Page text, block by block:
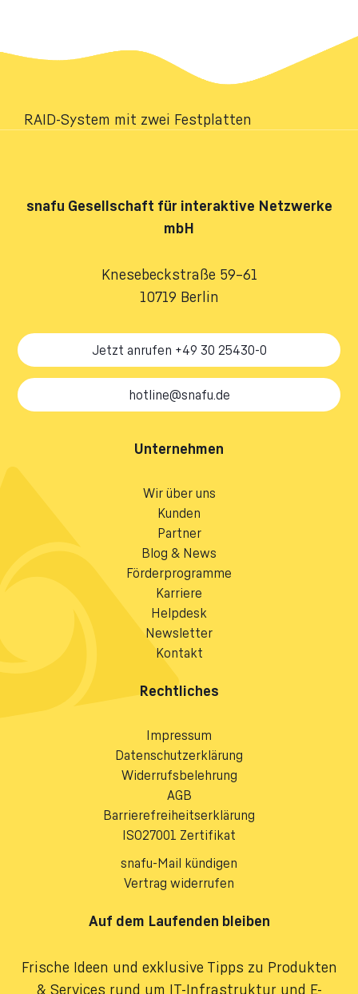
RAID-System mit zwei Festplatten
snafu Gesellschaft für interaktive Netzwerke
mbH
Knesebeckstraße 59–61
10719 Berlin
Jetzt anrufen +49 30 25430-0
hotline@snafu.de
Unternehmen
Wir über uns
Kunden
Partner
Blog & News
Förderprogramme
Karriere
Helpdesk
Newsletter
Kontakt
Rechtliches
Impressum
Datenschutzerklärung
Widerrufsbelehrung
AGB
Barrierefreiheitserklärung
ISO27001 Zertifikat
snafu-Mail kündigen
Vertrag widerrufen
Auf dem Laufenden bleiben
Frische Ideen und exklusive Tipps zu Produkten
& Services rund um IT-Infrastruktur und E-